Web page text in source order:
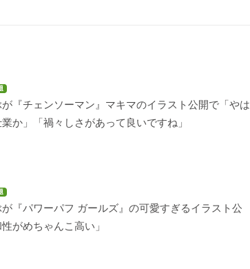
『チェンソーマン』マキマのイラスト公開で「やは
か」「禍々しさがあって良いですね」
『パワーパフ ガールズ』の可愛すぎるイラスト公
がめちゃんこ高い」